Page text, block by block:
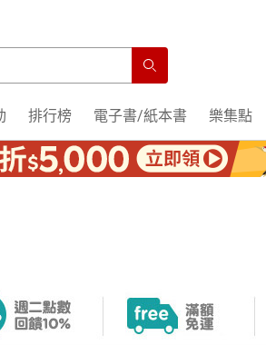
排行榜 電子書/紙本書 樂集點